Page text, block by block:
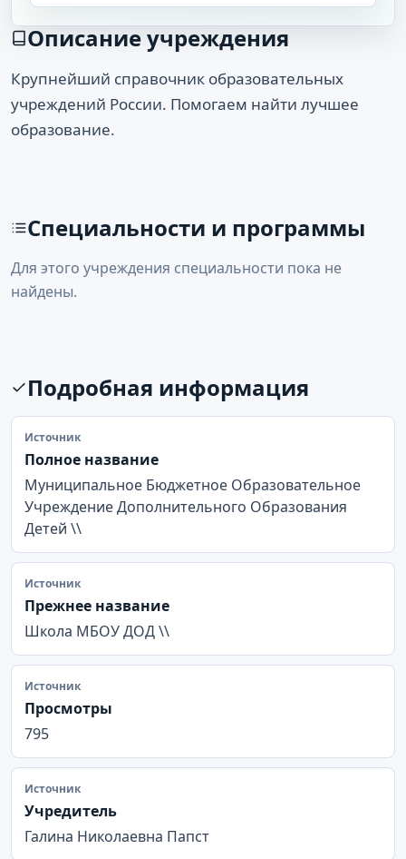
Описание учреждения
Крупнейший справочник образовательных
учреждений России. Помогаем найти лучшее
образование.
Специальности и программы
Для этого учреждения специальности пока не
найдены.
Подробная информация
Источник
Полное название
Муниципальное Бюджетное Образовательное
Учреждение Дополнительного Образования
Детей \\
Источник
Прежнее название
Школа МБОУ ДОД \\
Источник
Просмотры
795
Источник
Учредитель
Галина Николаевна Папст